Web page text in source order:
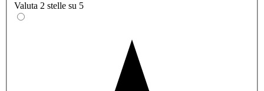
Valuta 2 stelle su 5